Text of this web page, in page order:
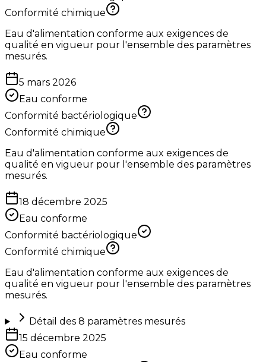
Conformité chimique
Eau d'alimentation conforme aux exigences de
qualité en vigueur pour l'ensemble des paramètres
mesurés.
5 mars 2026
Eau conforme
Conformité bactériologique
Conformité chimique
Eau d'alimentation conforme aux exigences de
qualité en vigueur pour l'ensemble des paramètres
mesurés.
18 décembre 2025
Eau conforme
Conformité bactériologique
Conformité chimique
Eau d'alimentation conforme aux exigences de
qualité en vigueur pour l'ensemble des paramètres
mesurés.
Détail des 8 paramètres mesurés
15 décembre 2025
Eau conforme